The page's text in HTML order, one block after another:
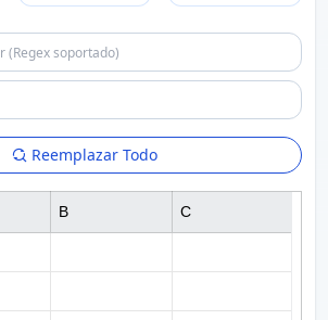
Reemplazar Todo
B C